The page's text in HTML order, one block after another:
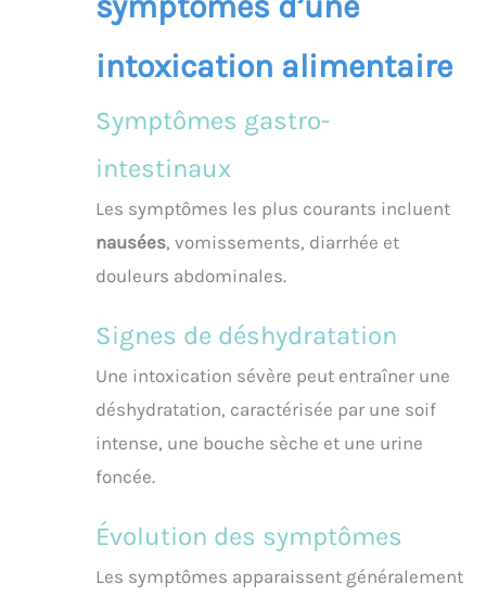
intoxication alimentaire
Symptômes gastro-
intestinaux
Les symptômes les plus courants incluent
nausées, vomissements, diarrhée et
douleurs abdominales.
Signes de déshydratation
Une intoxication sévère peut entraîner une
déshydratation, caractérisée par une soif
intense, une bouche sèche et une urine
foncée.
Évolution des symptômes
Les symptômes apparaissent généralement